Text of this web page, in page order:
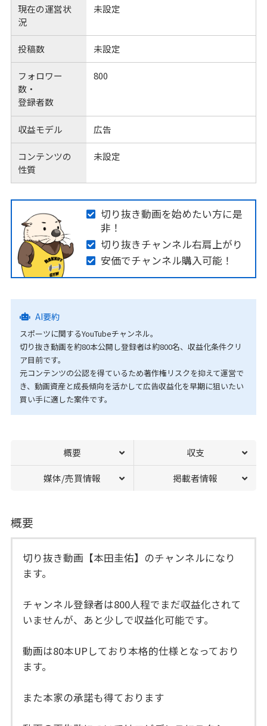
現在の運営状
況
未設定
投稿数 未設定
フォロワー
数・
登録者数
800
収益モデル 広告
コンテンツの
性質
未設定
切り抜き動画を始めたい方に是
非！
切り抜きチャンネル右肩上がり
安価でチャンネル購入可能！
AI要約
スポーツに関するYouTubeチャンネル。
切り抜き動画を約80本公開し登録者は約800名、収益化条件クリ
ア目前です。
元コンテンツの公認を得ているため著作権リスクを抑えて運営で
き、動画資産と成長傾向を活かして広告収益化を早期に狙いたい
買い手に適した案件です。
概要 収支
媒体/売買情報 掲載者情報
概要
切り抜き動画【本田圭佑】のチャンネルになり
ます。
チャンネル登録者は800人程でまだ収益化されて
いませんが、あと少しで収益化可能です。
動画は80本UPしており本格的仕様となっており
ます。
また本家の承諾も得ております